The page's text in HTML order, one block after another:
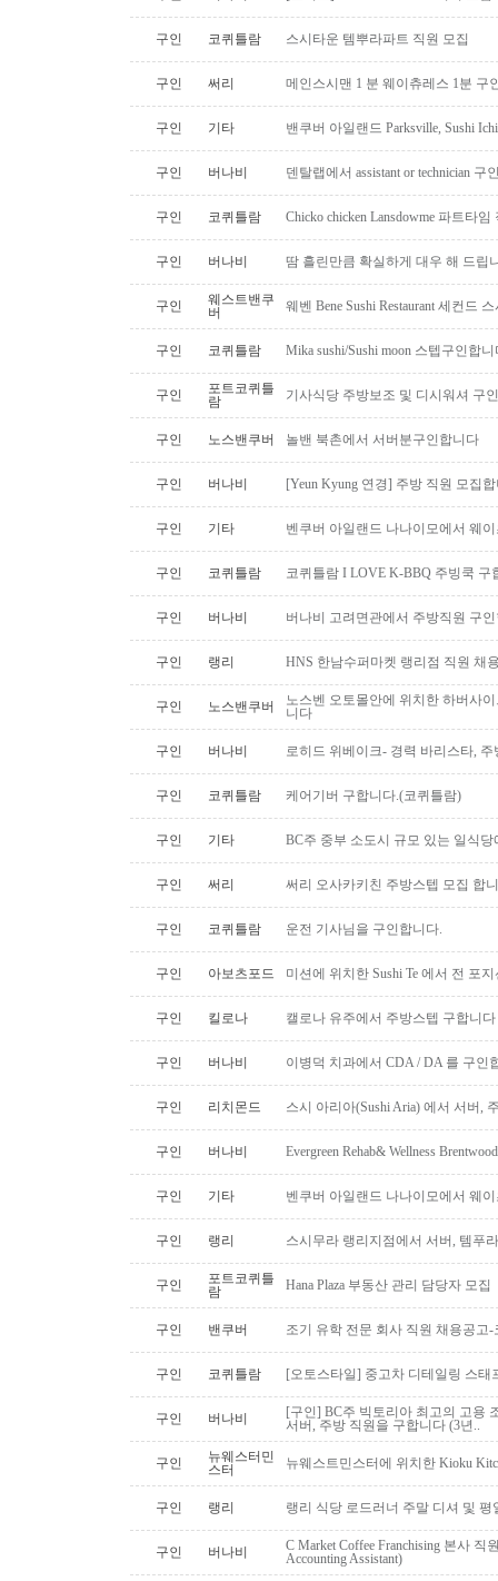
구인 코퀴틀람 스시타운 템뿌라파트 직원 모집
구인 써리 메인스시맨 1 분 웨이츄레스 1분 구
구인 기타 밴쿠버 아일랜드 Parksville, Sushi
구인 버나비 덴탈랩에서 assistant or technician 구
구인 코퀴틀람 Chicko chicken Lansdowme 파트타
구인 버나비 땀 흘린만큼 확실하게 대우 해 드립
구인
웨스트밴쿠
버
웨벤 Bene Sushi Restaurant 세컨드
구인 코퀴틀람 Mika sushi/Sushi moon 스텝구인합
구인
포트코퀴틀
람
기사식당 주방보조 및 디시워셔 구
구인 노스밴쿠버 놀밴 북촌에서 서버분구인합니다
구인 버나비 [Yeun Kyung 연경] 주방 직원 모집
구인 기타 벤쿠버 아일랜드 나나이모에서 웨
구인 코퀴틀람 코퀴틀람 I LOVE K-BBQ 주빙쿡 구
구인 버나비 버나비 고려면관에서 주방직원 구
구인 랭리 HNS 한남수퍼마켓 랭리점 직원 채
구인 노스밴쿠버
노스벤 오토몰안에 위치한 하버사
니다
구인 버나비 로히드 위베이크- 경력 바리스타, 주
구인 코퀴틀람 케어기버 구합니다.(코퀴틀람)
구인 기타 BC주 중부 소도시 규모 있는 일식
구인 써리 써리 오사카키친 주방스텝 모집 합
구인 코퀴틀람 운전 기사님을 구인합니다.
구인 아보츠포드 미션에 위치한 Sushi Te 에서 전 포
구인 킬로나 캘로나 유주에서 주방스텝 구합니다
구인 버나비 이병덕 치과에서 CDA / DA 를 구인
구인 리치몬드 스시 아리아(Sushi Aria) 에서 서버,
구인 버나비 Evergreen Rehab& Wellness
구인 기타 벤쿠버 아일랜드 나나이모에서 웨
구인 랭리 스시무라 랭리지점에서 서버, 템푸
구인
포트코퀴틀
람
Hana Plaza 부동산 관리 담당자 모집
구인 밴쿠버 조기 유학 전문 회사 직원 채용공고
구인 코퀴틀람 [오토스타일] 중고차 디테일링 스태
구인 버나비
[구인] BC주 빅토리아 최고의 고용
서버, 주방 직원을 구합니다 (3년..
구인
뉴웨스터민
스터
뉴웨스트민스터에 위치한 Kioku
구인 랭리 랭리 식당 로드러너 주말 디셔 및
구인 버나비
C Market Coffee Franchising 본사 직
Accounting Assistant)